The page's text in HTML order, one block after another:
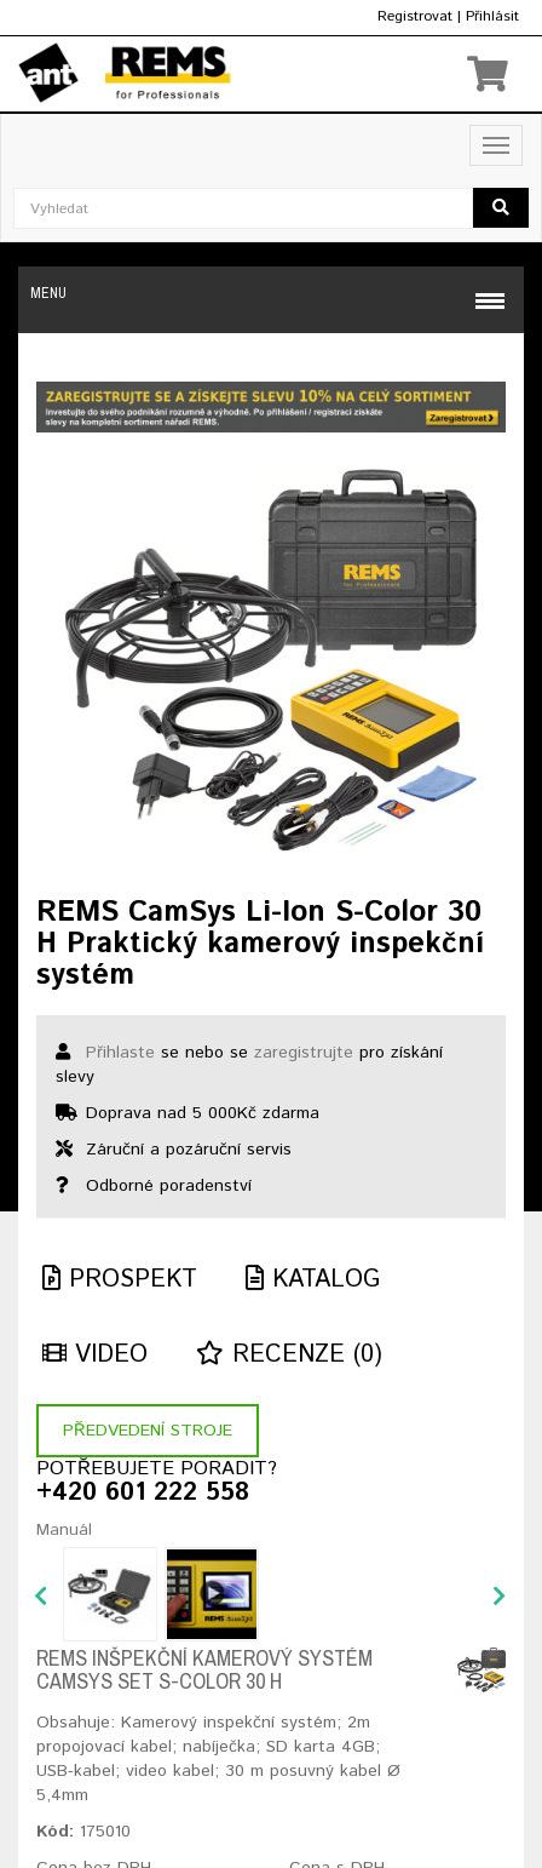
Registrovat | Přihlásit
MENU
REMS CamSys Li-Ion S-Color 30
H Praktický kamerový inspekční
systém
Přihlaste se nebo se zaregistrujte pro získání
slevy
Doprava nad 5 000Kč zdarma
Záruční a pozáruční servis
Odborné poradenství
PROSPEKT KATALOG
VIDEO RECENZE (0)
PŘEDVEDENÍ STROJE
POTŘEBUJETE PORADIT?
+420 601 222 558
Manuál
REMS INŠPEKČNÍ KAMEROVÝ SYSTÉM
CAMSYS SET S-COLOR 30 H
Obsahuje: Kamerový inspekční systém; 2m
propojovací kabel; nabíječka; SD karta 4GB;
USB-kabel; video kabel; 30 m posuvný kabel Ø
5,4mm
Kód: 175010